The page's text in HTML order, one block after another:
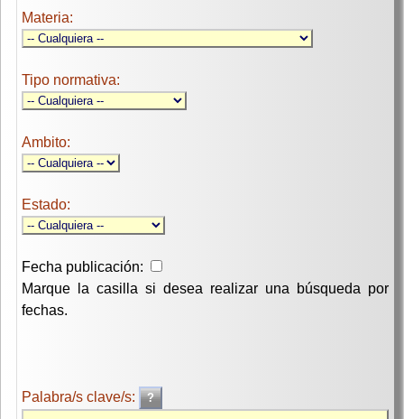
Materia:
Tipo normativa:
Ambito:
Estado:
Fecha publicación:
Marque la casilla si desea realizar una búsqueda por
fechas.
Palabra/s clave/s: